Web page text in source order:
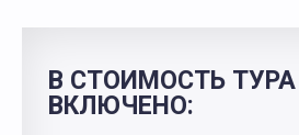
В СТОИМОСТЬ ТУРА
ВКЛЮЧЕНО: